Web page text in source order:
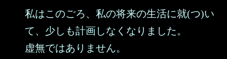
私はこのごろ、私の将来の生活に就(つ)い
て、少しも計画しなくなりました。
虚無ではありません。